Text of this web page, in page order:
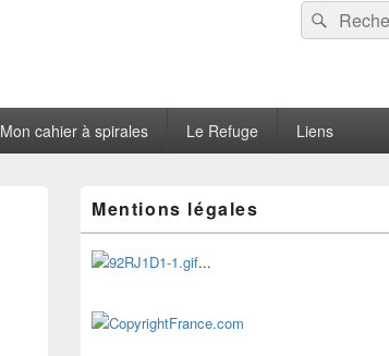
Mon cahier à spirales Le Refuge Liens
principale
de
widget
pour
barre
latérale
Mentions légales
...